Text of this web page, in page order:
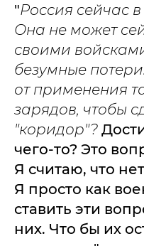
"Россия сейчас в
Она не может
своими
безумные
от применения
зарядов, чтобы
"коридор"?
чего-то? Это
Я считаю, что
Я просто как
ставить эти
них. Что бы их